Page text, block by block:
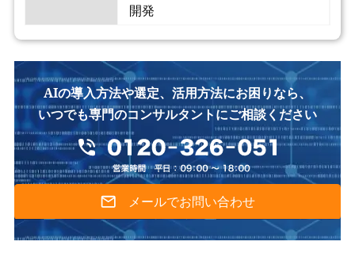
開発
AIの導入方法や選定、活用方法にお困りなら、
いつでも専門のコンサルタントにご相談ください
メールでお問い合わせ